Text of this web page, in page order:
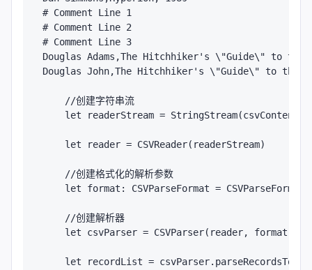
# Comment Line 1
# Comment Line 2
# Comment Line 3
Douglas Adams,The Hitchhiker's \"Guide\" to the
Douglas John,The Hitchhiker's \"Guide\" to the
    //创建字符串流
    let readerStream = StringStream(csvContent)
    let reader = CSVReader(readerStream)
    //创建格式化的解析参数
let format: CSVParseFormat =
    //创建解析器
    let csvParser = CSVParser(reader, format)
let recordList =